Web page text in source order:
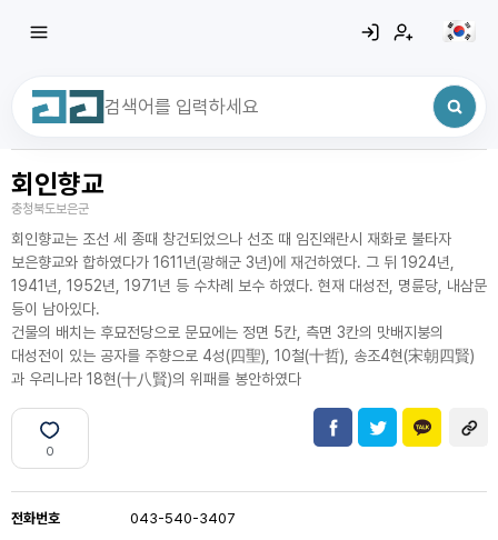
최근 검색어
회인향교
충청북도보은군
회인향교는 조선 세 종때 창건되었으나 선조 때 임진왜란시 재화로 불타자
보은향교와 합하였다가 1611년(광해군 3년)에 재건하였다. 그 뒤 1924년,
1941년, 1952년, 1971년 등 수차례 보수 하였다. 현재 대성전, 명륜당, 내삼문
등이 남아있다.
건물의 배치는 후묘전당으로 문묘에는 정면 5칸, 측면 3칸의 맛배지붕의
대성전이 있는 공자를 주향으로 4성(四聖), 10철(十哲), 송조4현(宋朝四賢)
과 우리나라 18현(十八賢)의 위패를 봉안하였다
0
전화번호
043-540-3407